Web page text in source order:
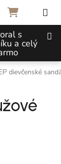
s
a celý
NÁKUPNÝ
dievčenské